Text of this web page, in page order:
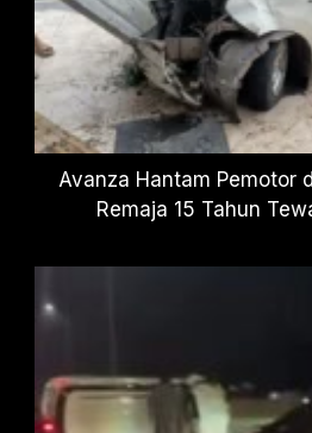
Avanza Hantam Pemotor
Remaja 15 Tahun